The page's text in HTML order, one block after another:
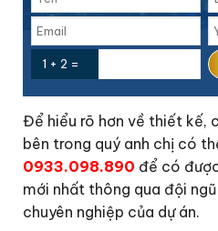
1 + 2 =
Để hiểu rõ hơn về thiết kế,
bên trong quý anh chị có
0933.098.890 để có
mới nhất thông qua đội
chuyên nghiệp của dự án.